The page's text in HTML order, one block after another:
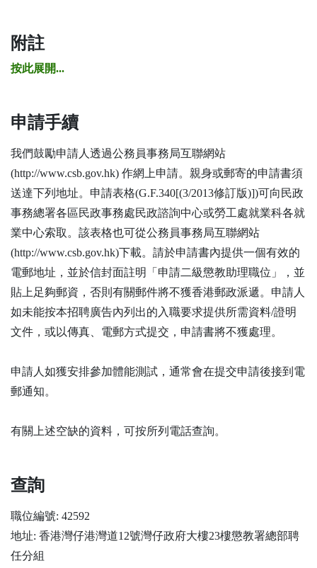
附註
按此展開...
申請手續
我們鼓勵申請人透過公務員事務局互聯網站
(http://www.csb.gov.hk) 作網上申請。親身或郵寄的申請書須
送達下列地址。申請表格(G.F.340[(3/2013修訂版)])可向民政
事務總署各區民政事務處民政諮詢中心或勞工處就業科各就
業中心索取。該表格也可從公務員事務局互聯網站
(http://www.csb.gov.hk)下載。請於申請書內提供一個有效的
電郵地址，並於信封面註明「申請二級懲教助理職位」，並
貼上足夠郵資，否則有關郵件將不獲香港郵政派遞。申請人
如未能按本招聘廣告內列出的入職要求提供所需資料/證明
文件，或以傳真、電郵方式提交，申請書將不獲處理。
申請人如獲安排參加體能測試，通常會在提交申請後接到電
郵通知。
有關上述空缺的資料，可按所列電話查詢。
查詢
職位編號: 42592
地址: 香港灣仔港灣道12號灣仔政府大樓23樓懲教署總部聘
任分組